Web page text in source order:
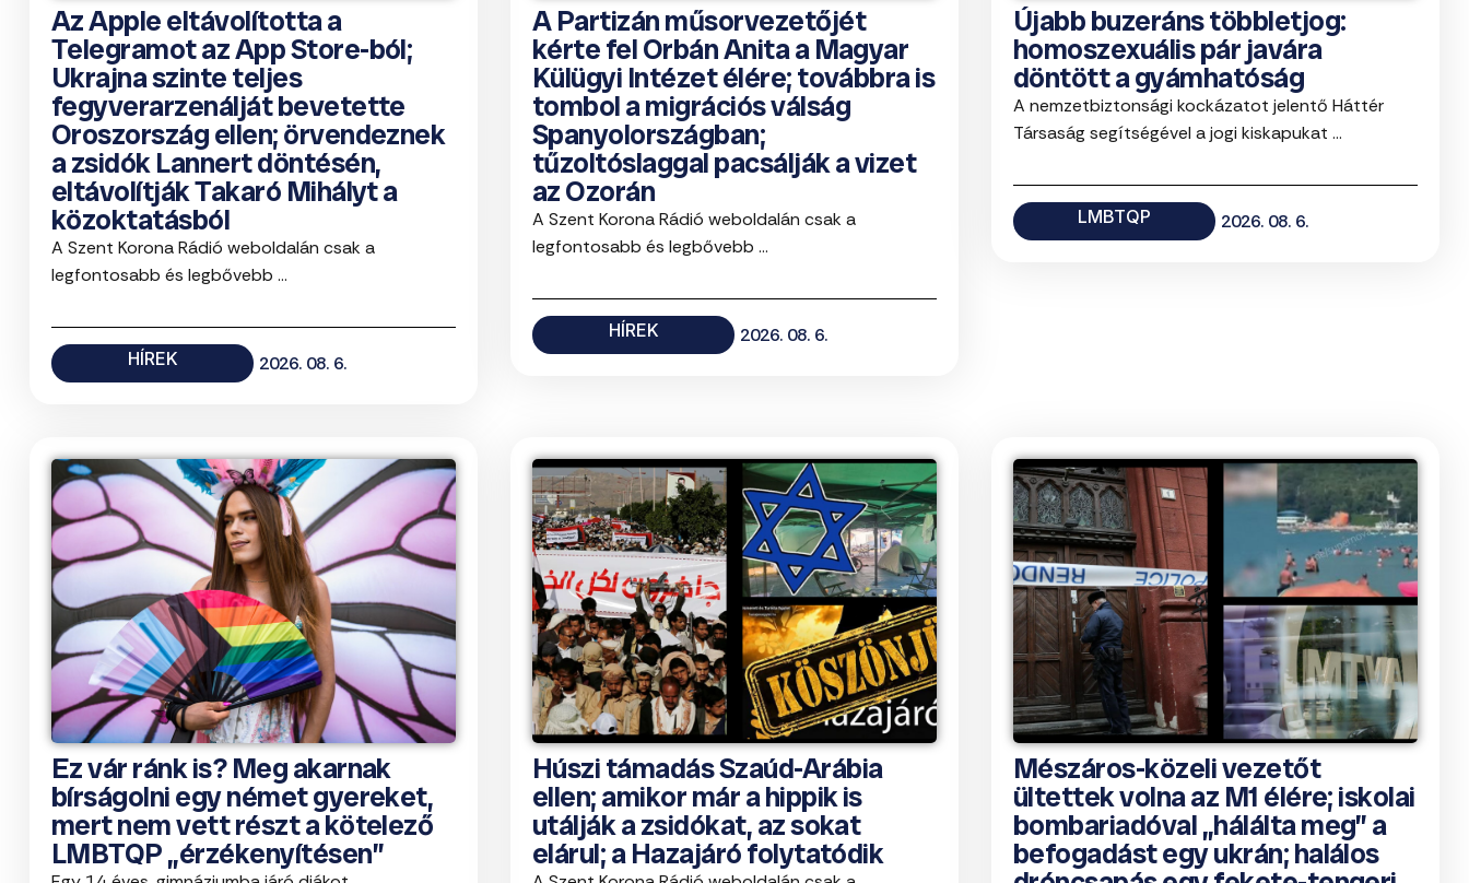
Az Apple eltávolította a
Telegramot az App Store-ból;
Ukrajna szinte teljes
fegyverarzenálját bevetette
Oroszország ellen; örvendeznek
a zsidók Lannert döntésén,
eltávolítják Takaró Mihályt a
közoktatásból
A Szent Korona Rádió weboldalán csak a
legfontosabb és legbővebb ...
HÍREK 2026. 08. 6.
A Partizán műsorvezetőjét
kérte fel Orbán Anita a Magyar
Külügyi Intézet élére; továbbra is
tombol a migrációs válság
Spanyolországban;
tűzoltóslaggal pacsálják a vizet
az Ozorán
A Szent Korona Rádió weboldalán csak a
legfontosabb és legbővebb ...
HÍREK 2026. 08. 6.
Újabb buzeráns többletjog:
homoszexuális pár javára
döntött a gyámhatóság
A nemzetbiztonsági kockázatot jelentő Háttér
Társaság segítségével a jogi kiskapukat ...
LMBTQP 2026. 08. 6.
Ez vár ránk is? Meg akarnak
bírságolni egy német gyereket,
mert nem vett részt a kötelező
LMBTQP „érzékenyítésen”
Húszi támadás Szaúd-Arábia
ellen; amikor már a hippik is
utálják a zsidókat, az sokat
elárul; a Hazajáró folytatódik
Mészáros-közeli vezetőt
ültettek volna az M1 élére; iskolai
bombariadóval „hálálta meg” a
befogadást egy ukrán; halálos